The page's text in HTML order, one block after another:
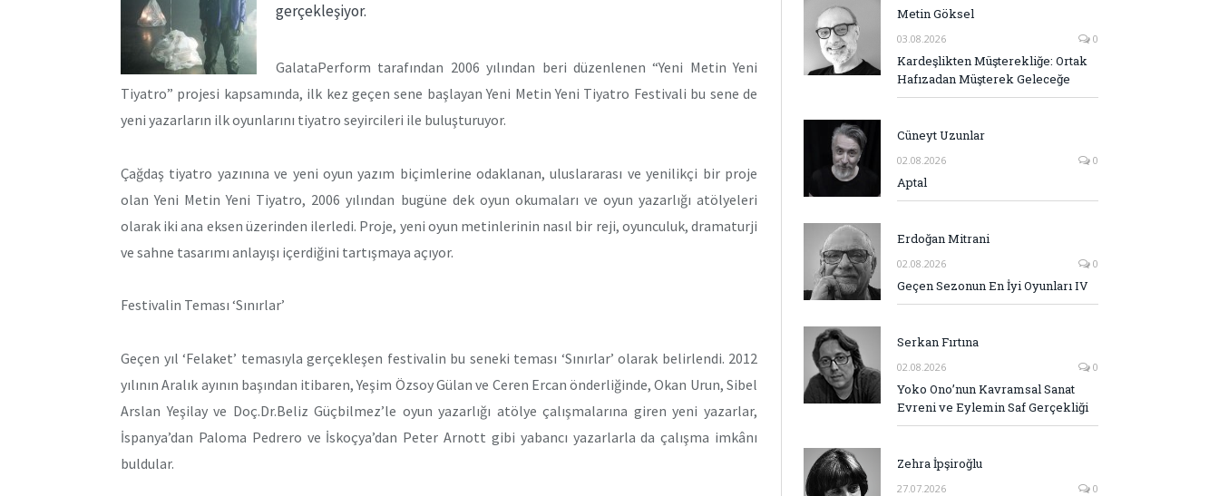
gerçekleşiyor.
GalataPerform tarafından 2006 yılından beri düzenlenen “Yeni Metin Yeni
Tiyatro” projesi kapsamında, ilk kez geçen sene başlayan Yeni Metin Yeni Tiyatro Festivali bu sene de
yeni yazarların ilk oyunlarını tiyatro seyircileri ile buluşturuyor.
Çağdaş tiyatro yazınına ve yeni oyun yazım biçimlerine odaklanan, uluslararası ve yenilikçi bir proje
olan Yeni Metin Yeni Tiyatro, 2006 yılından bugüne dek oyun okumaları ve oyun yazarlığı atölyeleri
olarak iki ana eksen üzerinden ilerledi. Proje, yeni oyun metinlerinin nasıl bir reji, oyunculuk, dramaturji
ve sahne tasarımı anlayışı içerdiğini tartışmaya açıyor.
Festivalin Teması ‘Sınırlar’
Geçen yıl ‘Felaket’ temasıyla gerçekleşen festivalin bu seneki teması ‘Sınırlar’ olarak belirlendi. 2012
yılının Aralık ayının başından itibaren, Yeşim Özsoy Gülan ve Ceren Ercan önderliğinde, Okan Urun, Sibel
Arslan Yeşilay ve Doç.Dr.Beliz Güçbilmez’le oyun yazarlığı atölye çalışmalarına giren yeni yazarlar,
İspanya’dan Paloma Pedrero ve İskoçya’dan Peter Arnott gibi yabancı yazarlarla da çalışma imkânı
buldular.
Metin Göksel
03.08.2026 0
Kardeşlikten Müşterekliğe: Ortak
Hafızadan Müşterek Geleceğe
Cüneyt Uzunlar
02.08.2026 0
Aptal
Erdoğan Mitrani
02.08.2026 0
Geçen Sezonun En İyi Oyunları IV
Serkan Fırtına
02.08.2026 0
Yoko Ono’nun Kavramsal Sanat
Evreni ve Eylemin Saf Gerçekliği
Zehra İpşiroğlu
27.07.2026 0